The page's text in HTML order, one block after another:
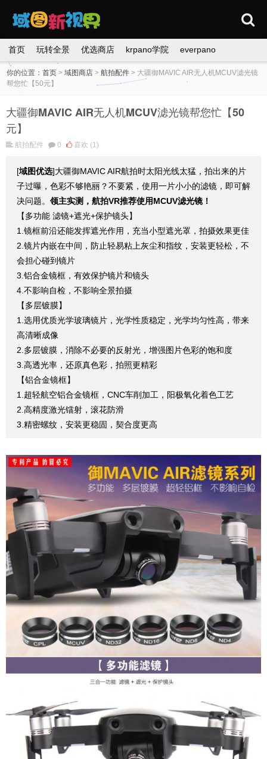
首页 玩转全景 优选商店 krpano学院 everpano
你的位置：首页 > 域图商店 > 航拍配件 > 大疆御MAVIC AIR无人机MCUV滤光镜
帮您忙【50元】
大疆御MAVIC AIR无人机MCUV滤光镜帮您忙【50
元】
航拍配件 0 喜欢 (1)
[域图优选]大疆御MAVIC AIR航拍时太阳光线太猛，拍出来的片
子过曝，色彩不够艳丽？不要紧，使用一片小小的滤镜，即可解
决问题。 领主实测，航拍VR推荐使用MCUV滤光镜！
【多功能 滤镜+遮光+保护镜头】
1.镜框前沿还能发挥遮光作用，充当小型遮光罩，拍摄效果更佳
2.镜片内嵌在中间，防止轻易粘上灰尘和指纹，安装更轻松，不
会担心碰到镜片
3.铝合金镜框，有效保护镜片和镜头
4.不影响自检，不影响全景拍摄
【多层镀膜】
1.选用优质光学玻璃镜片，光学性质稳定，光学均匀性高，带来
高清晰成像
2.多层镀膜，消除不必要的反射光，增强图片色彩的饱和度
3.高透光率，还原真色彩，拍照更精彩
【铝合金镜框】
1.超轻航空铝合金镜框，CNC车削加工，阳极氧化着色工艺
2.高精度激光镭射，滚花防滑
3.精密螺纹，安装更稳固，契合度更高